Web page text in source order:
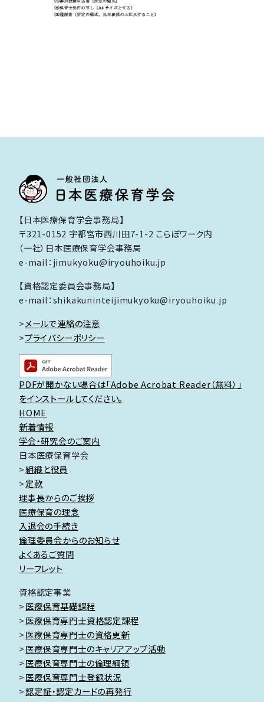
【日本医療保育学会事務局】
〒321-0152 宇都宮市西川田7-1-2 こらぼワーク内
（一社）日本医療保育学会事務局
e-mail：jimukyoku@iryouhoiku.jp
【資格認定委員会事務局】
e-mail：shikakuninteijimukyoku@iryouhoiku.jp
>メールで連絡の注意
>プライバシーポリシー
PDFが開かない場合は「Adobe Acrobat Reader（無料）」
をインストールしてください。
HOME
新着情報
学会・研究会のご案内
日本医療保育学会
組織と役員
定款
理事長からのご挨拶
医療保育の理念
入退会の手続き
倫理委員会からのお知らせ
よくあるご質問
リーフレット
資格認定事業
医療保育基礎課程
医療保育専門士資格認定課程
医療保育専門士の資格更新
医療保育専門士のキャリアアップ活動
医療保育専門士の倫理綱領
医療保育専門士登録状況
認定証・認定カードの再発行